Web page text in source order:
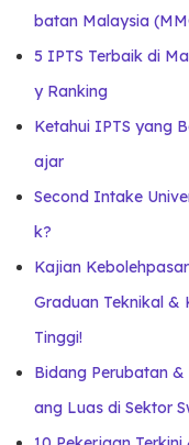
batan Malaysia
5 IPTS Terbaik di
y Ranking
Ketahui IPTS yang
ajar
Second Intake
k?
Kajian
Graduan Teknikal &
Tinggi!
Bidang Perubatan
ang Luas di Sektor